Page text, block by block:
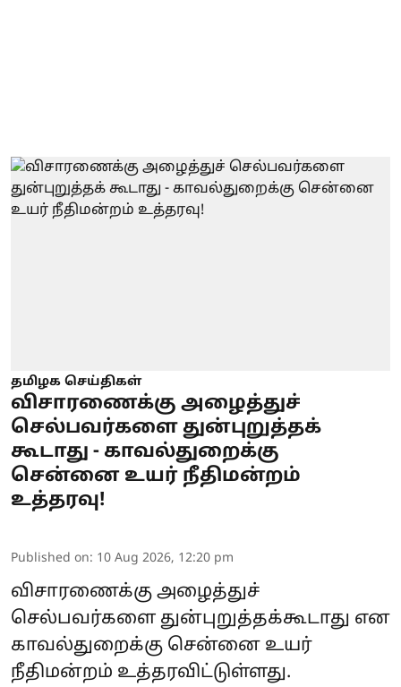
தமிழக செய்திகள்
விசாரணைக்கு அழைத்துச்
செல்பவர்களை துன்புறுத்தக்
கூடாது - காவல்துறைக்கு
சென்னை உயர் நீதிமன்றம்
உத்தரவு!
Published on: 10 Aug 2026, 12:20 pm
விசாரணைக்கு அழைத்துச்
செல்பவர்களை துன்புறுத்தக்கூடாது என
காவல்துறைக்கு சென்னை உயர்
நீதிமன்றம் உத்தரவிட்டுள்ளது.